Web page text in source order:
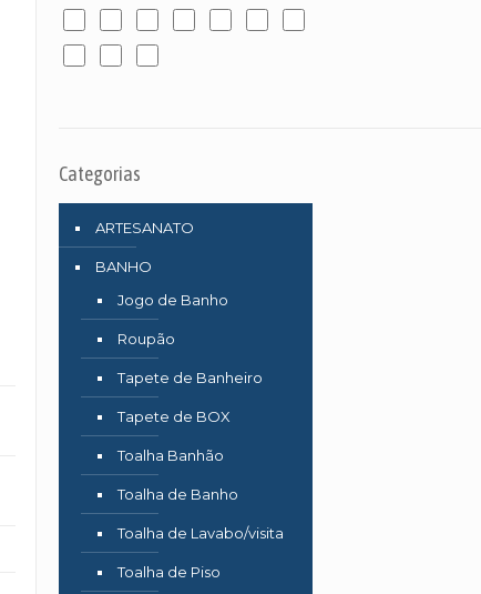
Categorias
ARTESANATO
BANHO
Jogo de Banho
Roupão
Tapete de Banheiro
Tapete de BOX
Toalha Banhão
Toalha de Banho
Toalha de Lavabo/visita
Toalha de Piso